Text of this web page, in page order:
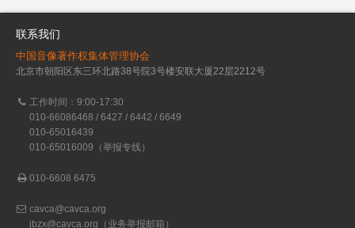
联系我们
中国音像著作权集体管理协会
北京市朝阳区东三环北路38号院3号楼安联大厦22层2212号
工作时间：9:00-17:30
010-66086468 / 6427 / 6442 / 6649
010-65016439
010-65016009（举报专线）
010-6608 6475
cavca@cavca.org
jbzx@cavca.org （业务举报邮箱）